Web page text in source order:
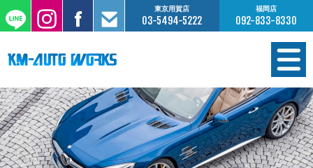
東京用賀店
03-5494-5222
福岡店
092-833-8330
在庫情報
オーダー販売